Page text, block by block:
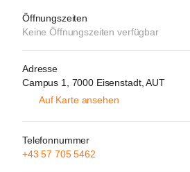
Öffnungszeiten
Keine Öffnungszeiten verfügbar
Adresse
Campus 1, 7000 Eisenstadt, AUT
Auf Karte ansehen
Telefonnummer
+43 57 705 5462